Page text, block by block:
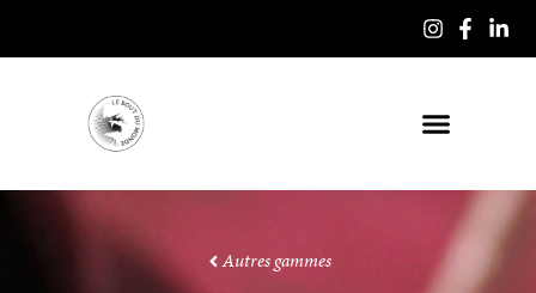
Autres gammes